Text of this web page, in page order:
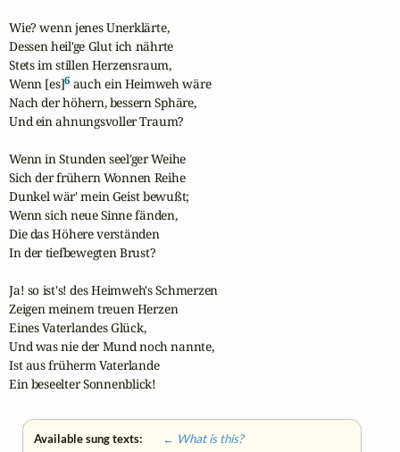
Wie? wenn jenes Unerklärte,
Dessen heil'ge Glut ich nährte
Stets im stillen Herzensraum,
Wenn [es]6 auch ein Heimweh wäre
Nach der höhern, bessern Sphäre,
Und ein ahnungsvoller Traum?
Wenn in Stunden seel'ger Weihe
Sich der frühern Wonnen Reihe
Dunkel wär' mein Geist bewußt;
Wenn sich neue Sinne fänden,
Die das Höhere verständen
In der tiefbewegten Brust?
Ja! so ist's! des Heimweh's Schmerzen
Zeigen meinem treuen Herzen
Eines Vaterlandes Glück,
Und was nie der Mund noch nannte,
Ist aus früherm Vaterlande
Ein beseelter Sonnenblick!
Available sung texts:
← What is this?